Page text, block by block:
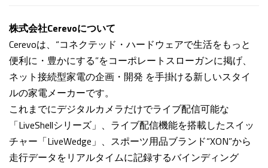
株式会社Cerevoについて
Cerevoは、“コネクテッド・ハードウェアで生活をもっと
便利に・豊かにする”をコーポレートスローガンに掲げ、
ネット接続型家電の企画・開発 を手掛ける新しいスタイ
ルの家電メーカーです。
これまでにデジタルカメラだけでライブ配信可能な
「LiveShellシリーズ」、ライブ配信機能を搭載したスイッ
チャー「LiveWedge」、スポーツ用品ブランド“XON”から
走行データをリアルタイムに記録するバインディング